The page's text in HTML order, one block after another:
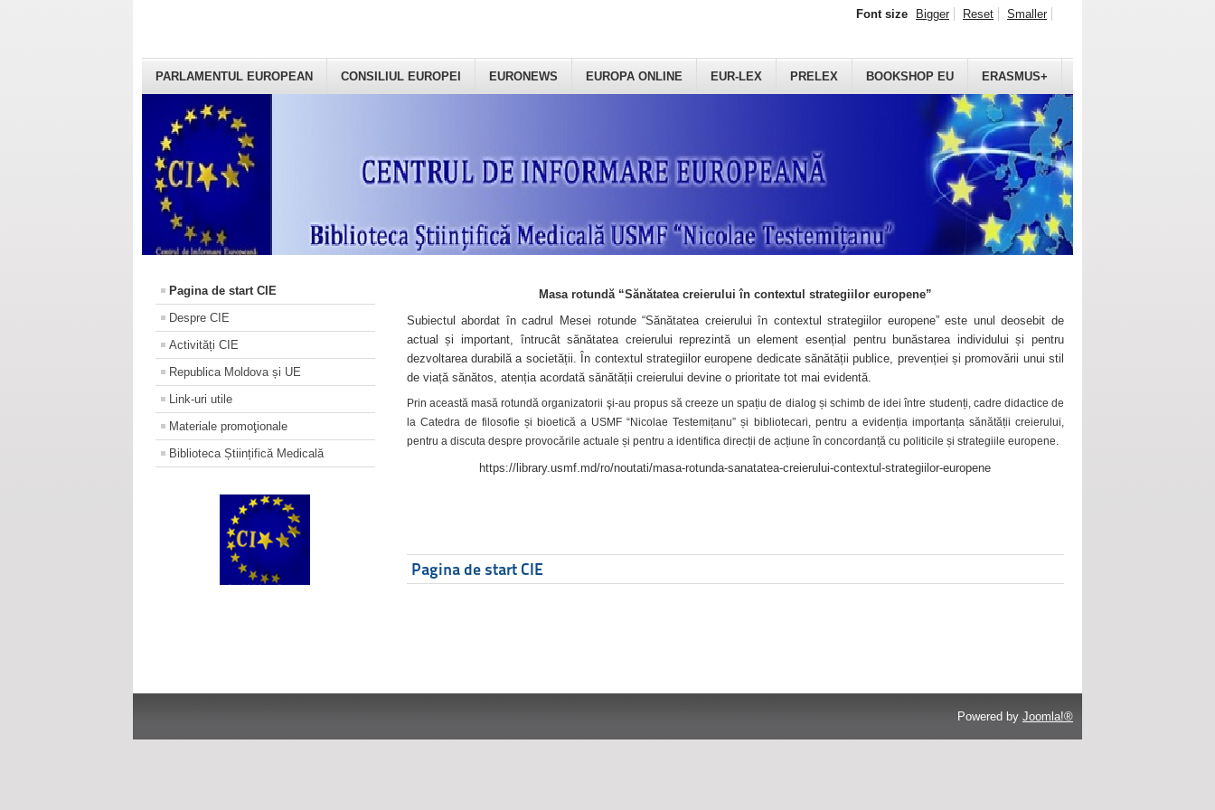
PARLAMENTUL EUROPEAN CONSILIUL EUROPEI EURONEWS EUROPA ONLINE EUR-LEX PRELEX BOOKSHOP EU ERASMUS+
Font size Bigger Reset Smaller
Pagina de start CIE
Despre CIE
Activități CIE
Republica Moldova și UE
Link-uri utile
Materiale promoţionale
Biblioteca Științifică Medicală
Masa rotundă “Sănătatea creierului în contextul strategiilor europene”
Subiectul abordat în cadrul Mesei rotunde “Sănătatea creierului în contextul strategiilor europene” este unul deosebit de
actual și important, întrucât sănătatea creierului reprezintă un element esențial pentru bunăstarea individului și pentru
dezvoltarea durabilă a societății. În contextul strategiilor europene dedicate sănătății publice, prevenției și promovării unui stil
de viață sănătos, atenția acordată sănătății creierului devine o prioritate tot mai evidentă.
Prin această masă rotundă organizatorii şi-au propus să creeze un spațiu de dialog și schimb de idei între studenți, cadre didactice de
la Catedra de filosofie și bioetică a USMF “Nicolae Testemițanu” și bibliotecari, pentru a evidenția importanța sănătății creierului,
pentru a discuta despre provocările actuale și pentru a identifica direcții de acțiune în concordanță cu politicile și strategiile europene.
https://library.usmf.md/ro/noutati/masa-rotunda-sanatatea-creierului-contextul-strategiilor-europene
Pagina de start CIE
Powered by Joomla!®